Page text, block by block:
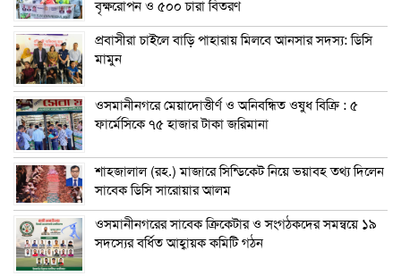
বৃক্ষরোপন ও ৫০০ চারা বিতরণ
প্রবাসীরা চাইলে বাড়ি পাহারায় মিলবে আনসার সদস্য: ডিসি
মামুন
ওসমানীনগরে মেয়াদোত্তীর্ণ ও অনিবন্ধিত ওষুধ বিক্রি : ৫
ফার্মেসিকে ৭৫ হাজার টাকা জরিমানা
শাহজালাল (রহ.) মাজারে সিন্ডিকেট নিয়ে ভয়াবহ তথ্য দিলেন
সাবেক ডিসি সারোয়ার আলম
ওসমানীনগরের সাবেক ক্রিকেটার ও সংগঠকদের সমন্বয়ে ১৯
সদস্যের বর্ধিত আহ্বায়ক কমিটি গঠন